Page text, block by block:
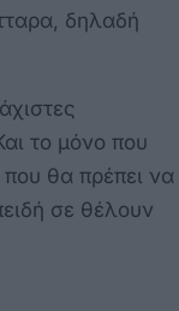
δηλαδή
το μόνο που
που θα πρέπει να
σε θέλουν